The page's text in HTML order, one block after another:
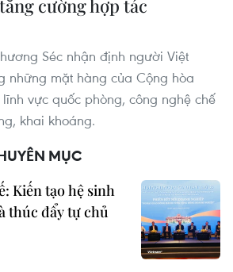
cường hợp tác
Séc nhận định người Việt
những mặt hàng của Cộng hòa
vực quốc phòng, công nghệ chế
khai khoáng.
MỤC
Kiến tạo hệ sinh
thúc đẩy tự chủ